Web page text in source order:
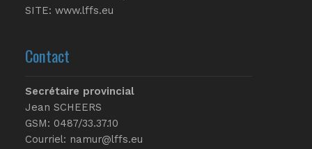
SITE: www.lffs.eu
Contact
Secrétaire provincial
Jean SCHEERS
GSM: 0487/33.37.10
Courriel: namur@lffs.eu